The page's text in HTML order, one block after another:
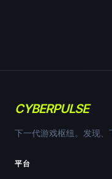
CYBERPULSE
下一代游戏枢纽。发现、
平台